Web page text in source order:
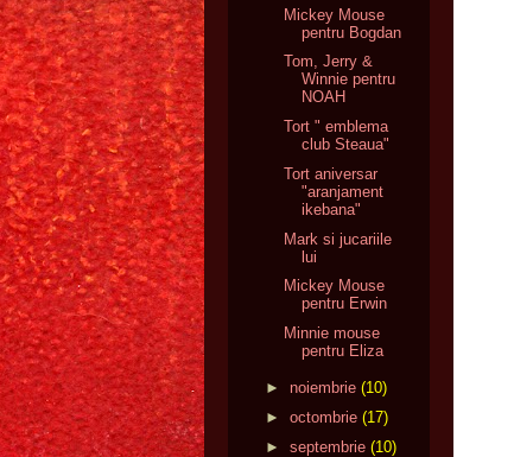
Mickey Mouse
pentru Bogdan
Tom, Jerry &
Winnie pentru
NOAH
Tort " emblema
club Steaua"
Tort aniversar
"aranjament
ikebana"
Mark si jucariile
lui
Mickey Mouse
pentru Erwin
Minnie mouse
pentru Eliza
► noiembrie (10)
► octombrie (17)
► septembrie (10)